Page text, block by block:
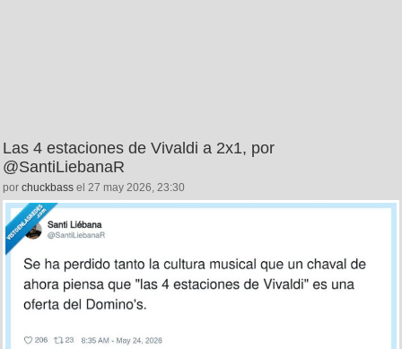
Las 4 estaciones de Vivaldi a 2x1, por
@SantiLiebanaR
por chuckbass el 27 may 2026, 23:30